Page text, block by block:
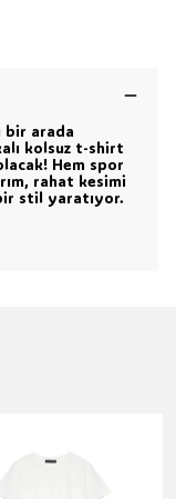
bir arada
kolsuz t-shirt
Hem spor
rahat kesimi
stil yaratıyor.